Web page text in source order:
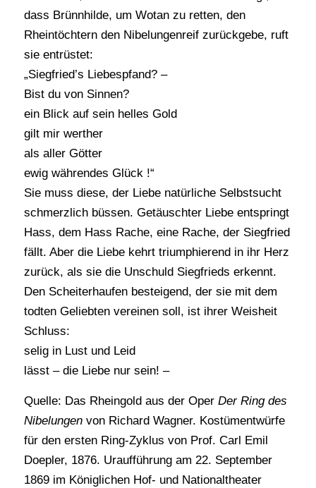
dass Brünnhilde, um Wotan zu retten, den
Rheintöchtern den Nibelungenreif zurückgebe, ruft
sie entrüstet:
„Siegfried’s Liebespfand? –
Bist du von Sinnen?
ein Blick auf sein helles Gold
gilt mir werther
als aller Götter
ewig währendes Glück !“
Sie muss diese, der Liebe natürliche Selbstsucht
schmerzlich büssen. Getäuschter Liebe entspringt
Hass, dem Hass Rache, eine Rache, der Siegfried
fällt. Aber die Liebe kehrt triumphierend in ihr Herz
zurück, als sie die Unschuld Siegfrieds erkennt.
Den Scheiterhaufen besteigend, der sie mit dem
todten Geliebten vereinen soll, ist ihrer Weisheit
Schluss:
selig in Lust und Leid
lässt – die Liebe nur sein! –
Quelle: Das Rheingold aus der Oper Der Ring des
Nibelungenvon Richard Wagner. Kostümentwürfe
für den ersten Ring-Zyklus von Prof. Carl Emil
Doepler, 1876. Uraufführung am 22. September
1869 im Königlichen Hof- und Nationaltheater